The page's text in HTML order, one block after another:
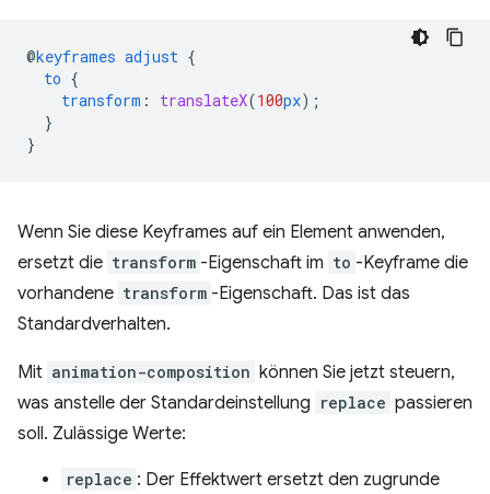
@keyframes adjust {
to {
transform : translateX(100px);
}
}
Wenn Sie diese Keyframes auf ein Element anwenden,
ersetzt die transform -Eigenschaft im to -Keyframe die
vorhandene transform -Eigenschaft. Das ist das
Standardverhalten.
Mit animation-composition können Sie jetzt steuern,
was anstelle der Standardeinstellung replace passieren
soll. Zulässige Werte:
replace : Der Effektwert ersetzt den zugrunde